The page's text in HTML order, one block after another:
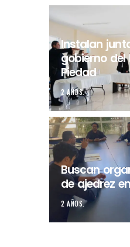
Instalan
gobierno del
Piedad
2 AÑOS.
Buscan
de ajedrez
2 AÑOS.